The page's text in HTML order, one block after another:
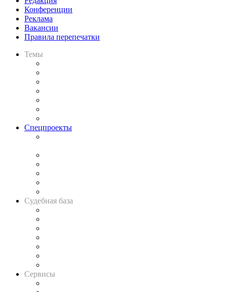
Конференции
Реклама
Вакансии
Правила перепечатки
Темы
Спецпроекты
Судебная база
Сервисы